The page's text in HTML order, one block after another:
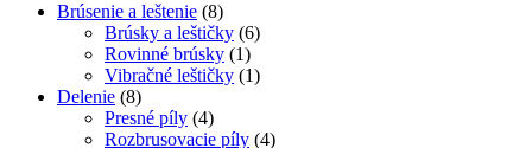
Brúsenie a leštenie (8)
Brúsky a leštičky (6)
Rovinné brúsky (1)
Vibračné leštičky (1)
Delenie (8)
Presné píly (4)
Rozbrusovacie píly (4)